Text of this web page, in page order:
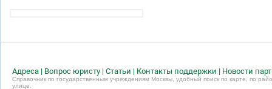
Адреса | Вопрос юристу | Статьи | Контакты поддержки | Новости
Справочник по государственным учреждениям Москвы, удобный поиск по карте, по
улице.